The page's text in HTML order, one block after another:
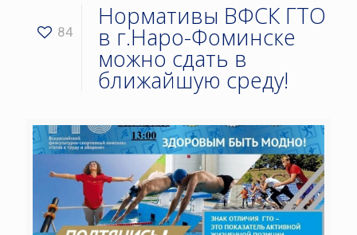
84
Нормативы ВФСК ГТО
в г.Наро-Фоминске
можно сдать в
ближайшую среду!